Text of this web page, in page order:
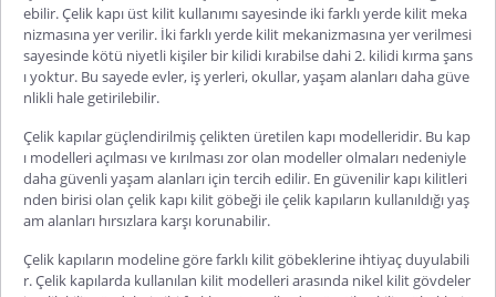
ebilir.Çelik kapı üst kilit kullanımı sayesinde iki farklı yerde kilit meka
nizmasına yer verilir. İki farklı yerde kilit mekanizmasına yer verilmesi
sayesinde kötü niyetli kişiler bir kilidi kırabilse dahi 2. kilidi kırma şans
ı yoktur. Bu sayede evler, iş yerleri, okullar, yaşam alanları daha güve
nlikli hale getirilebilir.
Çelik kapılar güçlendirilmiş çelikten üretilen kapı modelleridir. Bu kap
ı modelleri açılması ve kırılması zor olan modeller olmaları nedeniyle
daha güvenli yaşam alanları için tercih edilir. En güvenilir kapı kilitleri
nden birisi olan çelik kapı kilit göbeği ile çelik kapıların kullanıldığı yaş
am alanları hırsızlara karşı korunabilir.
Çelik kapıların modeline göre farklı kilit göbeklerine ihtiyaç duyulabili
r. Çelik kapılarda kullanılan kilit modelleri arasında nikel kilit gövdeler